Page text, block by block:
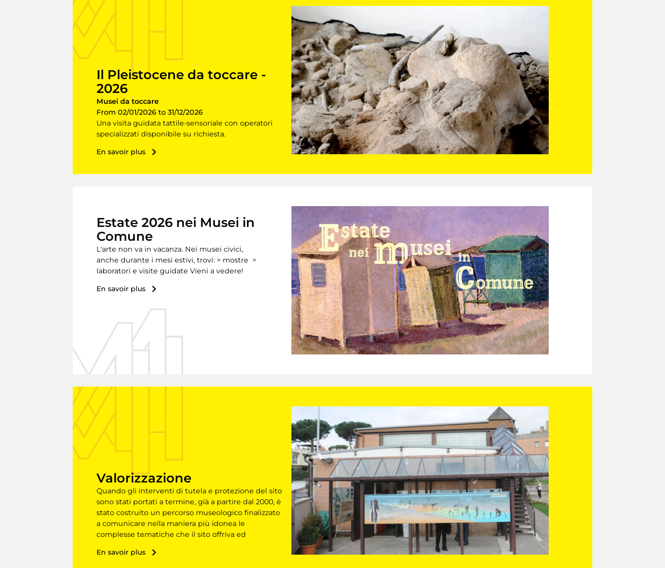
Il Pleistocene da toccare -
2026
Musei da toccare
From 02/01/2026 to 31/12/2026
Una visita guidata tattile-sensoriale con operatori
specializzati disponibile su richiesta.
En savoir plus
Estate 2026 nei Musei in
Comune
L'arte non va in vacanza. Nei musei civici,
anche durante i mesi estivi, trovi: > mostre >
laboratori e visite guidate Vieni a vedere!
En savoir plus
Valorizzazione
Quando gli interventi di tutela e protezione del sito
sono stati portati a termine, già a partire dal 2000, è
stato costruito un percorso museologico finalizzato
a comunicare nella maniera più idonea le
complesse tematiche che il sito offriva ed
En savoir plus